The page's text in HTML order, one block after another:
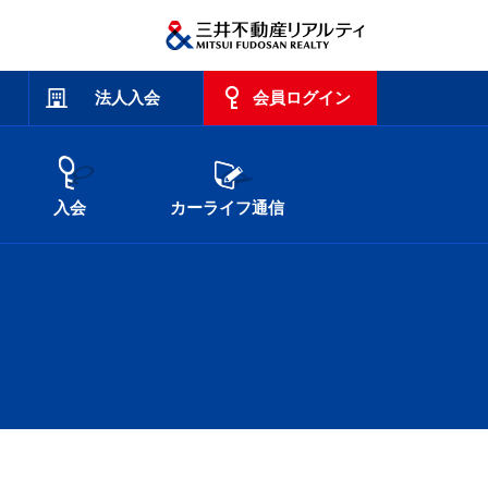
法人入会 会員ログイン
入会 カーライフ通信